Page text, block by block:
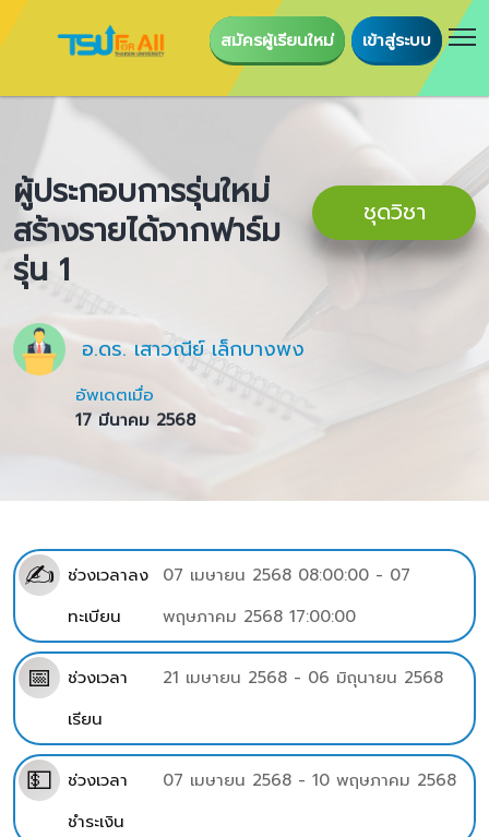
สมัครผู้เรียนใหม่ เข้าสู่ระบบ
ชุดวิชา
ผู้ประกอบการรุ่นใหม่
สร้างรายได้จากฟาร์ม
รุ่น 1
อ.ดร. เสาวณีย์ เล็กบางพง
อัพเดตเมื่อ
17 มีนาคม 2568
✍ ช่วงเวลาลง
ทะเบียน
07 เมษายน 2568 08:00:00 - 07
พฤษภาคม 2568 17:00:00
📅
ช่วงเวลา
เรียน
21 เมษายน 2568 - 06 มิถุนายน 2568
💵
ช่วงเวลา
ชำระเงิน
07 เมษายน 2568 - 10 พฤษภาคม 2568